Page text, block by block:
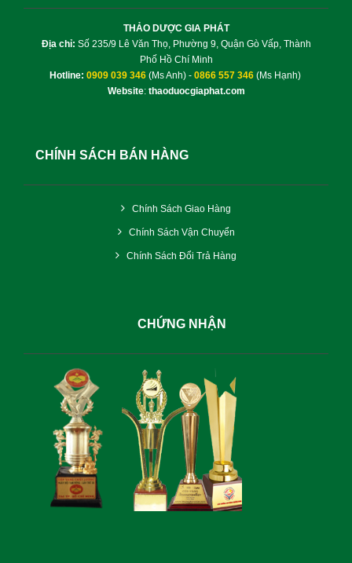
THẢO DƯỢC GIA PHÁT
Địa chỉ: Số 235/9 Lê Văn Thọ, Phường 9, Quận Gò Vấp, Thành
Phố Hồ Chí Minh
Hotline: 0909 039 346 (Ms Anh) - 0866 557 346(Ms Hạnh)
Website: thaoduocgiaphat.com
CHÍNH SÁCH BÁN HÀNG
Chính Sách Giao Hàng
Chính Sách Vận Chuyển
Chính Sách Đổi Trả Hàng
CHỨNG NHẬN